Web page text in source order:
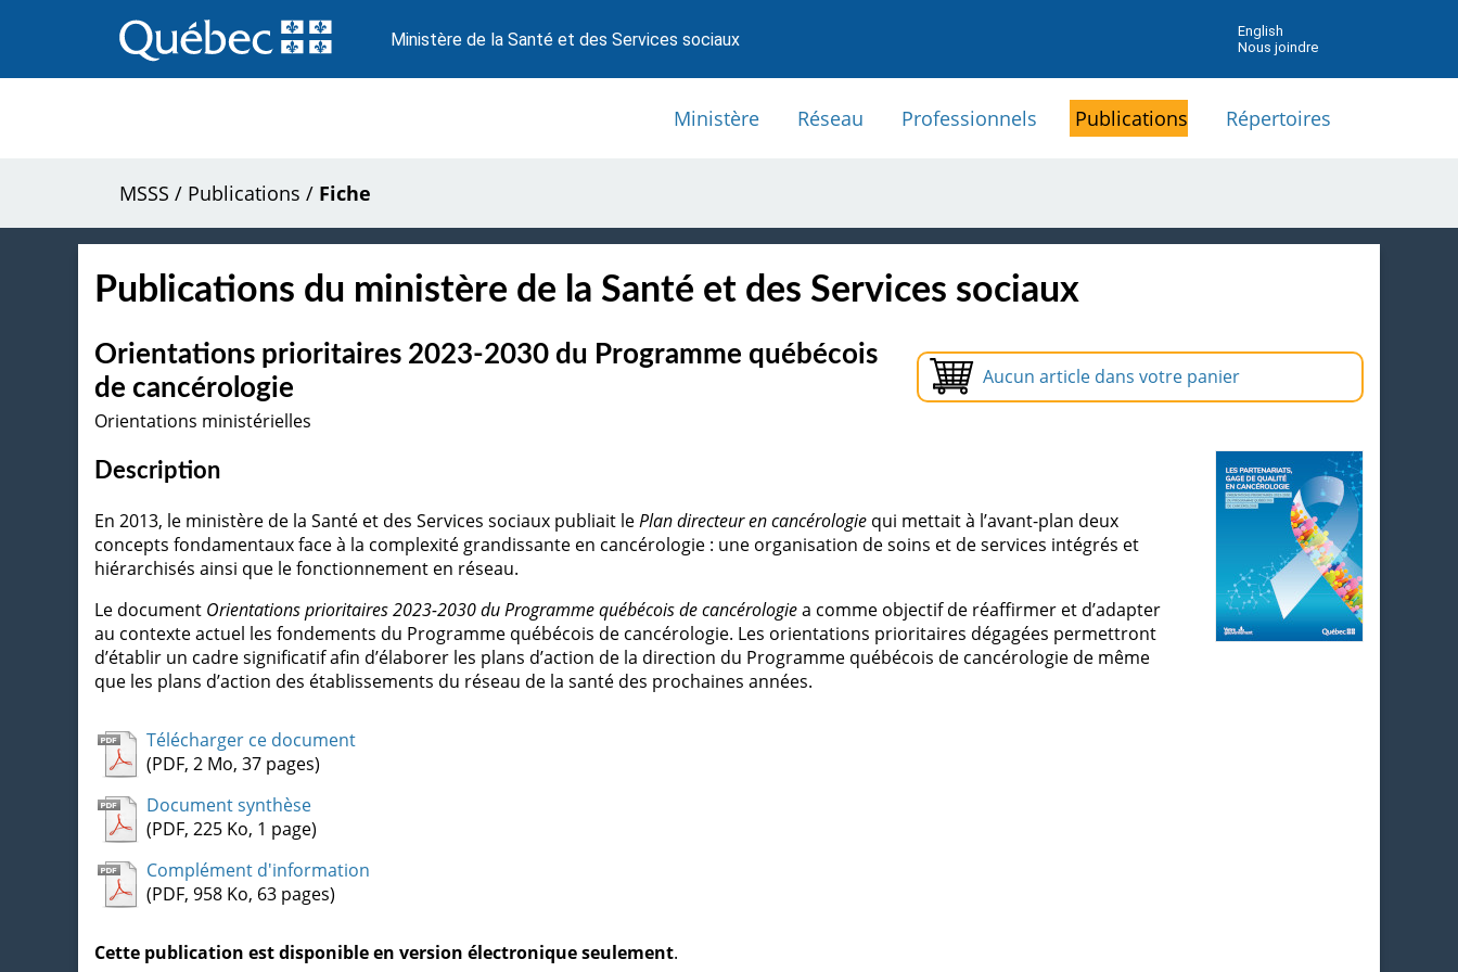
au
contenu
Ministère de la Santé et des Services sociaux
English
Nous joindre
Ministère Réseau Professionnels Publications Répertoires
MSSS / Publications / Fiche
Publications du ministère de la Santé et des Services sociaux
Aucun article dans votre panier
Orientations prioritaires 2023-2030 du Programme québécois
de cancérologie
Orientations ministérielles
Description
En 2013, le ministère de la Santé et des Services sociaux publiait lePlan directeur en cancérologie qui mettait à l’avant-plan deux
concepts fondamentaux face à la complexité grandissante en cancérologie : une organisation de soins et de services intégrés et
hiérarchisés ainsi que le fonctionnement en réseau.
Le document Orientations prioritaires 2023-2030du Programme québécois de cancérologiea comme objectif de réaffirmer et d’adapter
au contexte actuel les fondements du Programme québécois de cancérologie. Les orientations prioritaires dégagées permettront
d’établir un cadre significatif afin d’élaborer les plans d’action de la direction du Programme québécois de cancérologie de même
que les plans d’action des établissements du réseau de la santé des prochaines années.
Télécharger ce document
(PDF, 2 Mo, 37 pages)
Document synthèse
(PDF, 225 Ko, 1 page)
Complément d'information
(PDF, 958 Ko, 63 pages)
Cette publication est disponible en version électronique seulement.